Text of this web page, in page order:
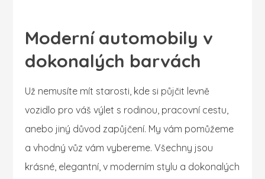
Moderní automobily v
dokonalých barvách
Už nemusíte mít starosti, kde si půjčit levně
vozidlo pro váš výlet s rodinou, pracovní cestu,
anebo jiný důvod zapůjčení. My vám pomůžeme
a vhodný vůz vám vybereme. Všechny jsou
krásné, elegantní, v moderním stylu a dokonalých